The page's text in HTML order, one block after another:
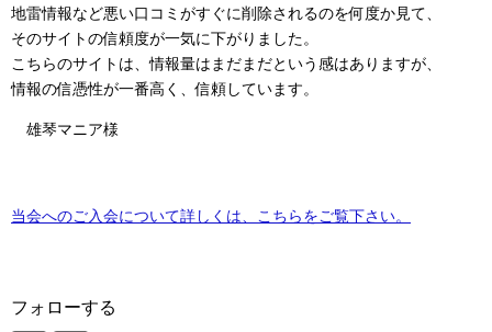
地雷情報など悪い口コミがすぐに削除されるのを何度か見て、
そのサイトの信頼度が一気に下がりました。
こちらのサイトは、情報量はまだまだという感はありますが、
情報の信憑性が一番高く、信頼しています。
雄琴マニア様
当会へのご入会について詳しくは、こちらをご覧下さい。
フォローする